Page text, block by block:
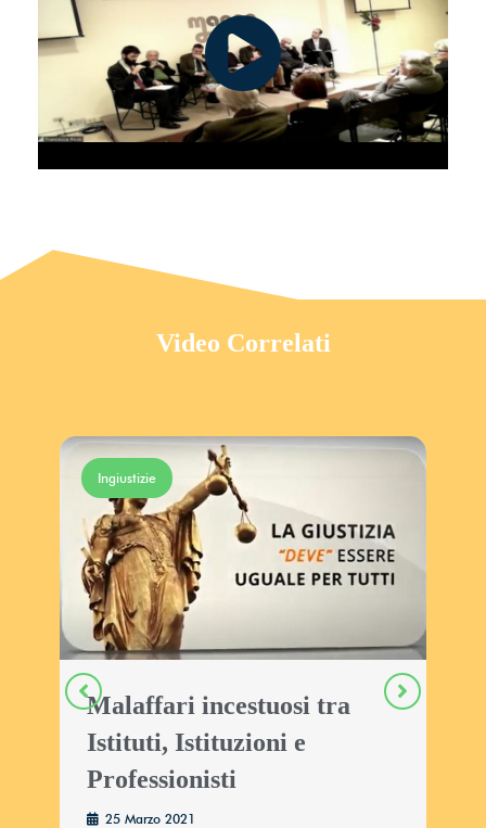
Video Correlati
Ingiustizie
Malaffari incestuosi tra
Istituti, Istituzioni e
Professionisti
25 Marzo 2021